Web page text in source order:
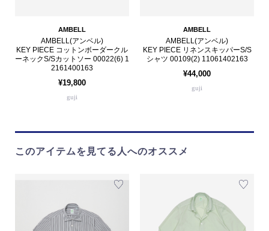
AMBELL
AMBELL(アンベル)
KEY PIECE コットンボーダークル
ーネックS/Sカットソー 00022(6) 1
2161400163
¥19,800
guji
AMBELL
AMBELL(アンベル)
KEY PIECE リネンスキッパーS/S
シャツ 00109(2) 11061402163
¥44,000
guji
このアイテムを見てる人へのオススメ